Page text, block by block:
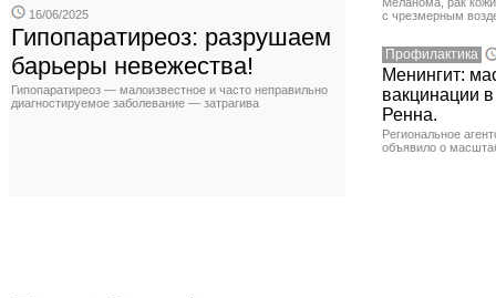
16/06/2025
Гипопаратиреоз: разрушаем
барьеры невежества!
Гипопаратиреоз — малоизвестное и часто неправильно
диагностируемое заболевание — затрагива
с чрезмерным
Профилактика
Менингит:
вакцинации
Ренна.
Региональное
объявило о